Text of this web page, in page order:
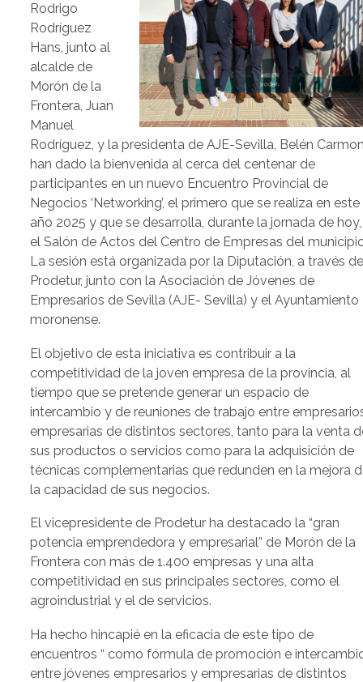
Rodrigo
Rodríguez
Hans, junto al
alcalde de
Morón de la
Frontera, Juan
Manuel
Rodríguez, y la presidenta de AJE-Sevilla, Belén
han dado la bienvenida al cerca del centenar de
participantes en un nuevo Encuentro Provincial de
Negocios ‘Networking’, el primero que se realiza en este
año 2025 y que se desarrolla, durante la jornada de
el Salón de Actos del Centro de Empresas del
La sesión está organizada por la Diputación, a través
Prodetur, junto con la Asociación de Jóvenes de
Empresarios de Sevilla (AJE- Sevilla) y el Ayuntamiento
moronense.
El objetivo de esta iniciativa es contribuir a la
competitividad de la joven empresa de la provincia, al
tiempo que se pretende generar un espacio de
intercambio y de reuniones de trabajo entre
empresarias de distintos sectores, tanto para la venta
sus productos o servicios como para la adquisición de
técnicas complementarias que redunden en la mejora
la capacidad de sus negocios.
El vicepresidente de Prodetur ha destacado la “gran
potencia emprendedora y empresarial” de Morón de la
Frontera con más de 1.400 empresas y una alta
competitividad en sus principales sectores, como el
agroindustrial y el de servicios.
Ha hecho hincapié en la eficacia de este tipo de
encuentros “ como fórmula de promoción e
entre jóvenes empresarios y empresarias de distintos